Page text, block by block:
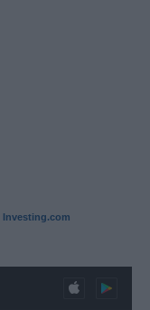
Investing.com